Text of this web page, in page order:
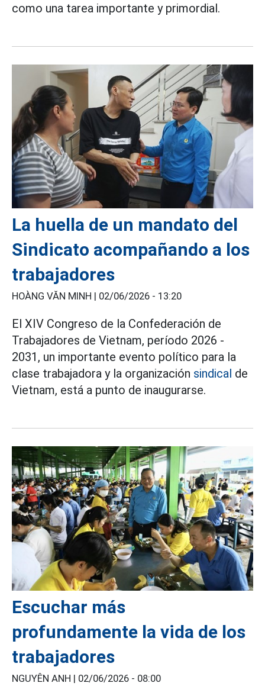
como una tarea importante y primordial.
La huella de un mandato del
Sindicato acompañando a los
trabajadores
HOÀNG VĂN MINH | 02/06/2026 - 13:20
El XIV Congreso de la Confederación de
Trabajadores de Vietnam, período 2026 -
2031, un importante evento político para la
clase trabajadora y la organización sindical de
Vietnam, está a punto de inaugurarse.
Escuchar más
profundamente la vida de los
trabajadores
NGUYÊN ANH | 02/06/2026 - 08:00